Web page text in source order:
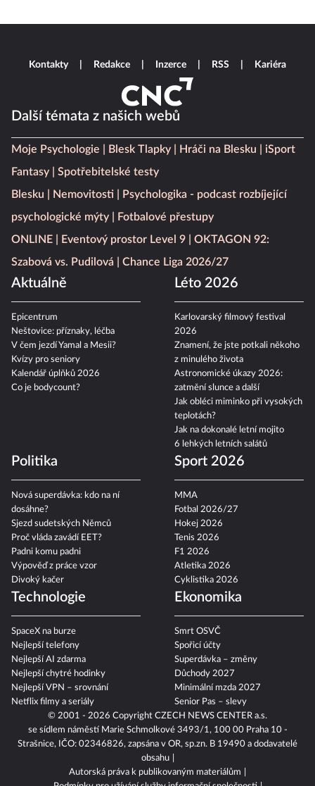
Další témata z našich webů
Moje Psychologie Blesk Tlapky Hráči na Blesku
iSport
Fantasy
Spotřebitelské testy
Blesku
Nemovitosti
Psychologika - podcast rozbíjející
psychologické mýty
Fotbalové přestupy
ONLINE
Eventový prostor Level 9
OKTAGON 92:
Szabová vs. Pudilová
Chance Liga 2026/27
Aktuálně
Epicentrum
Neštovice: příznaky, léčba
V čem jezdí Yamal a Mesii?
Kvízy pro seniory
Kalendář úplňků 2026
Co je bodycount?
Léto 2026
Karlovarský filmový festival
2026
Znamení, že jste potkali někoho
z minulého života
Astronomické úkazy 2026:
zatmění slunce a další
Jak obléci miminko při vysokých
teplotách?
Jak na dokonalé letní mojito
6 lehkých letních salátů
Politika
Nová superdávka: kdo na ní
dosáhne?
Sjezd sudetských Němců
Proč vláda zavádí EET?
Padni komu padni
Výpověď z práce vzor
Divoký kačer
Sport 2026
MMA
Fotbal 2026/27
Hokej 2026
Tenis 2026
F1 2026
Atletika 2026
Cyklistika 2026
Technologie
SpaceX na burze
Nejlepší telefony
Nejlepší AI zdarma
Nejlepší chytré hodinky
Nejlepší VPN – srovnání
Netflix filmy a seriály
Ekonomika
Smrt OSVČ
Spořicí účty
Superdávka – změny
Důchody 2027
Minimální mzda 2027
Senior Pas – slevy
Kontakty Redakce Inzerce RSS Kariéra
© 2001 - 2026 Copyright CZECH NEWS CENTER a.s.
se sídlem náměstí Marie Schmolkové 3493/1, 100 00 Praha 10 -
Strašnice, IČO: 02346826, zapsána v OR, sp.zn. B 19490 a dodavatelé
obsahu
Autorská práva k publikovaným materiálům